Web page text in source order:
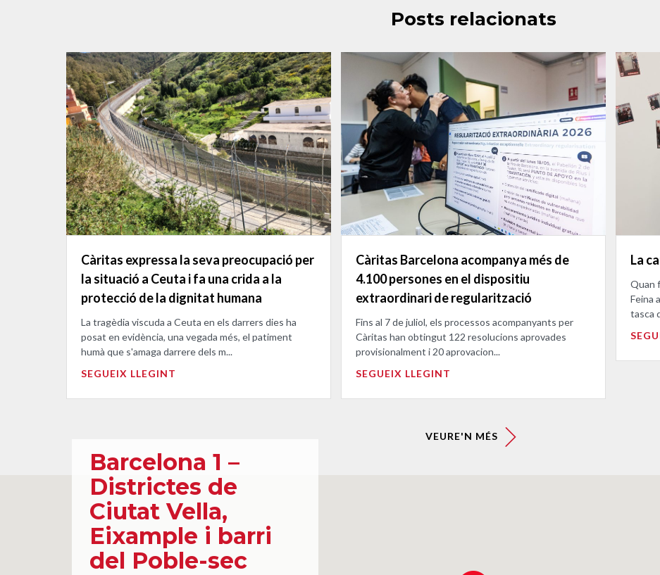
Posts relacionats
Càritas expressa la seva preocupació per
la situació a Ceuta i fa una crida a la
protecció de la dignitat humana
La tragèdia viscuda a Ceuta en els darrers dies ha
posat en evidència, una vegada més, el patiment
humà que s'amaga darrere dels m...
SEGUEIX LLEGINT
Càritas Barcelona acompanya més de
4.100 persones en el dispositiu
extraordinari de regularització
Fins al 7 de juliol, els processos acompanyants per
Càritas han obtingut 122 resolucions aprovades
provisionalment i 20 aprovacion...
SEGUEIX LLEGINT
La
Quan
Feina
tasca
VEURE'N MÉS
Barcelona 1 –
Districtes de
Ciutat Vella,
Eixample i barri
del Poble-sec